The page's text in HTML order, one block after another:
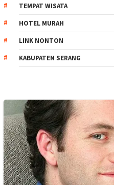
TEMPAT WISATA
HOTEL MURAH
LINK NONTON
KABUPATEN SERANG